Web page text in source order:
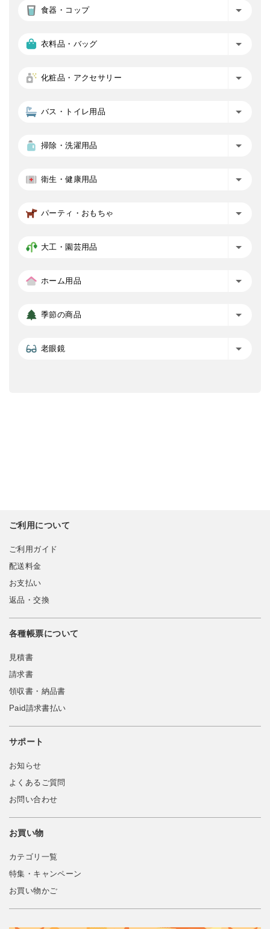
食器・コップ
衣料品・バッグ
化粧品・アクセサリー
バス・トイレ用品
掃除・洗濯用品
衛生・健康用品
パーティ・おもちゃ
大工・園芸用品
ホーム用品
季節の商品
老眼鏡
ご利用について
ご利用ガイド
配送料金
お支払い
返品・交換
各種帳票について
見積書
請求書
領収書・納品書
Paid請求書払い
サポート
お知らせ
よくあるご質問
お問い合わせ
お買い物
カテゴリ一覧
特集・キャンペーン
お買い物かご